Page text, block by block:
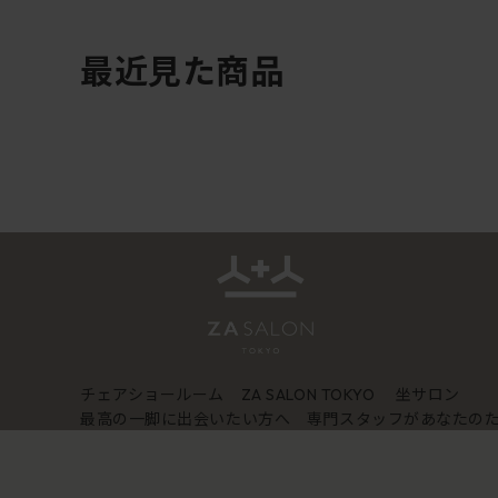
最近見た商品
チェアショールーム ZA SALON TOKYO
坐サロン
最高の一脚に出会いたい方へ 専門スタッフがあなたの